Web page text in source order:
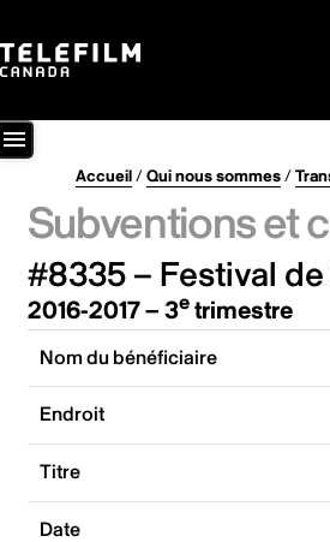
Accueil/Qui nous sommes/
Subventions et
#8335 – Festival
2016-2017 – 3etrimestre
Nom du bénéficiaire
Endroit
Titre
Date